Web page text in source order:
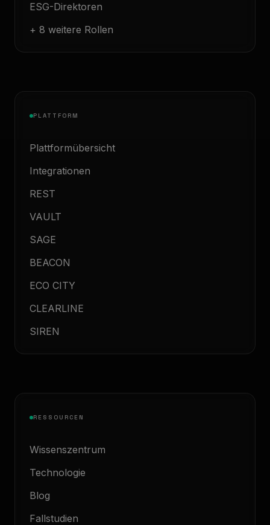
ESG-Direktoren
+ 8 weitere Rollen
PLATTFORM
Plattformübersicht
Integrationen
REST
VAULT
SAGE
BEACON
ECO CITY
CLEARLINE
SIREN
RESSOURCEN
Wissenszentrum
Technologie
Blog
Fallstudien